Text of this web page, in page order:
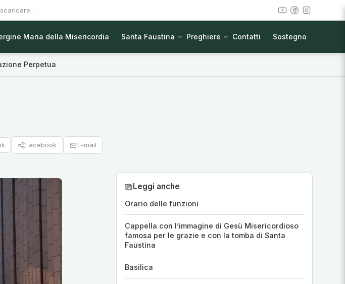
Maria della Misericordia Santa Faustina Preghiere Contatti Sostegno
Perpetua
Facebook E-mail
Leggi anche
Orario delle funzioni
Cappella con l’immagine di Gesù Misericordioso
famosa per le grazie e con la tomba di Santa
Faustina
Basilica